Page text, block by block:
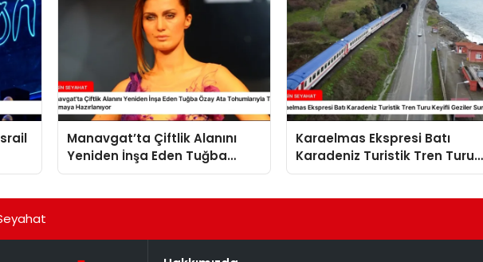
Manavgat’ta Çiftlik Alanını
Yeniden İnşa Eden Tuğba
Özay Ata Tohumlarıyla Tarım
Karaelmas Ekspresi Batı
Karadeniz Turistik Tren Turu
Keyifli Geziler Sunuyor